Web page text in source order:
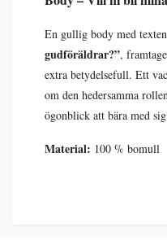
En gullig body med texten
gudföräldrar?”,
extra betydelsefull. Ett
om den hedersamma
ögonblick att bära med
Material: 100 % bomull